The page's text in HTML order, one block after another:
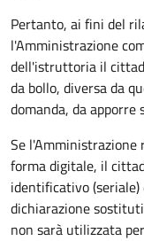
Pertanto, ai fini del
l'Amministrazione
dell'istruttoria il
da bollo, diversa da
domanda, da apporre
Se
forma digitale, il
identificativo
dichiarazione
non sarà utilizzata